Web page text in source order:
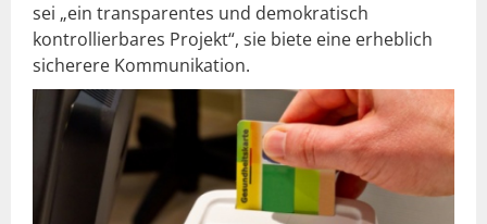
sei „ein transparentes und demokratisch
kontrollierbares Projekt“, sie biete eine erheblich
sicherere Kommunikation.